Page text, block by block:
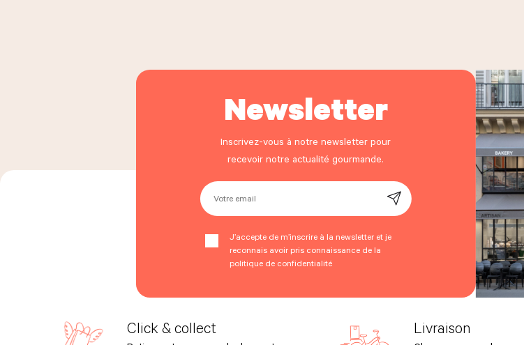
Newsletter
Inscrivez-vous à notre newsletter pour
recevoir notre actualité gourmande.
Votre email
J’accepte de m’inscrire à la newsletter et je
reconnais avoir pris connaissance de la
politique de confidentialité
Click & collect Livraison